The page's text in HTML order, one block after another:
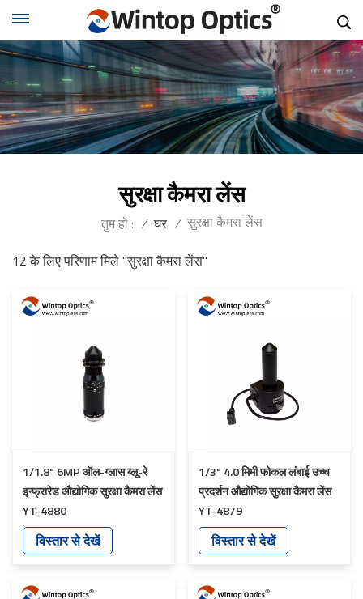
सुरक्षा कैमरा लेंस
तुम हो : / घर / सुरक्षा कैमरा लेंस
12 के लिए परिणाम मिले "सुरक्षा कैमरा लेंस"
1/1.8" 6MP ऑल-ग्लास ब्लू-रे
इन्फ्रारेड औद्योगिक सुरक्षा कैमरा लेंस
YT-4880
विस्तार से देखें
1/3" 4.0 मिमी फोकल लंबाई उच्च
प्रदर्शन औद्योगिक सुरक्षा कैमरा लेंस
YT-4879
विस्तार से देखें